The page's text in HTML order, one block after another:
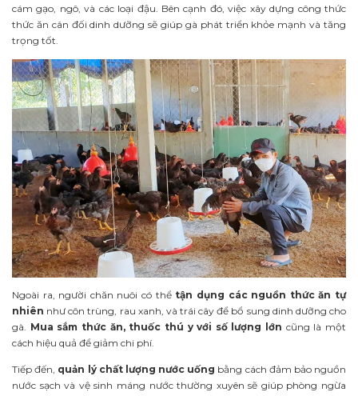
cám gạo, ngô, và các loại đậu. Bên cạnh đó, việc xây dựng công thức
thức ăn cân đối dinh dưỡng sẽ giúp gà phát triển khỏe mạnh và tăng
trọng tốt.
Ngoài ra, người chăn nuôi có thể tận dụng các nguồn thức ăn tự
nhiên như côn trùng, rau xanh, và trái cây để bổ sung dinh dưỡng cho
gà. Mua sắm thức ăn, thuốc thú y với số lượng lớn cũng là một
cách hiệu quả để giảm chi phí.
Tiếp đến, quản lý chất lượng nước uống bằng cách đảm bảo nguồn
nước sạch và vệ sinh máng nước thường xuyên sẽ giúp phòng ngừa